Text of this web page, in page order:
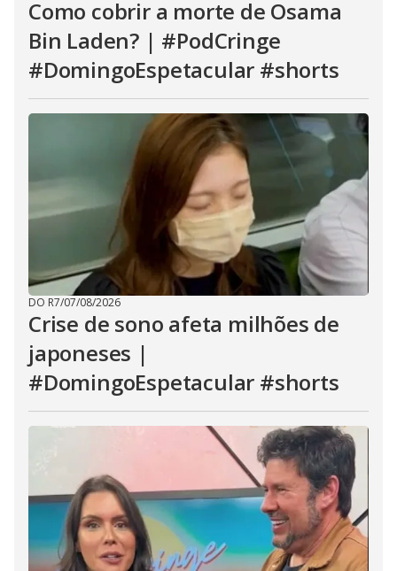
Como cobrir a morte de Osama
Bin Laden? | #PodCringe
#DomingoEspetacular #shorts
DO R7/07/08/2026
Crise de sono afeta milhões de
japoneses |
#DomingoEspetacular #shorts